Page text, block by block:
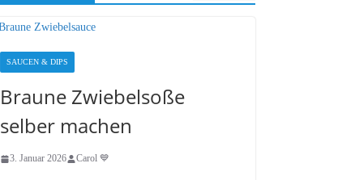
SAUCEN & DIPS
Braune Zwiebelsoße
selber machen
3. Januar 2026 Carol 💙